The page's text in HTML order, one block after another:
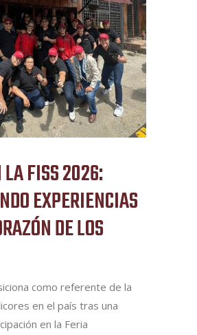
LA FISS 2026:
EXPERIENCIAS
DE LOS
como referente de la
en el país tras una
en la Feria